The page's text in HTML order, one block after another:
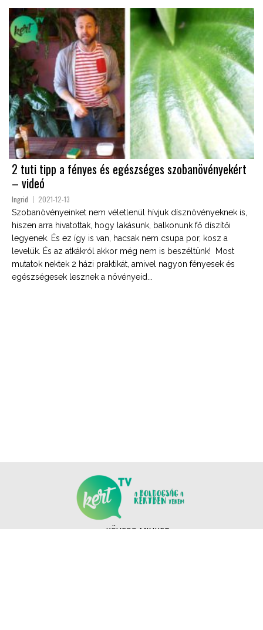
2 tuti tipp a fényes és egészséges szobanövényekért
– videó
Ingrid 2021-12-13
Szobanövényeinket nem véletlenül hívjuk dísznövényeknek is,
hiszen arra hivatottak, hogy lakásunk, balkonunk fő díszítői
legyenek. És ez így is van, hacsak nem csupa por, kosz a
levelük. És az atkákról akkor még nem is beszéltünk! Most
mutatok nektek 2 házi praktikát, amivel nagyon fényesek és
egészségesek lesznek a növényeid...
KÖVESS MINKET